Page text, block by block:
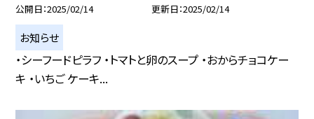
公開日 2025/02/14 更新日 2025/02/14
お知らせ
・シーフードピラフ ・トマトと卵のスープ ・おからチョコケー
キ ・いちご ケーキ...